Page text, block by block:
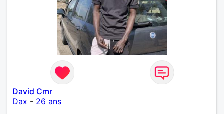
David Cmr
Dax - 26 ans